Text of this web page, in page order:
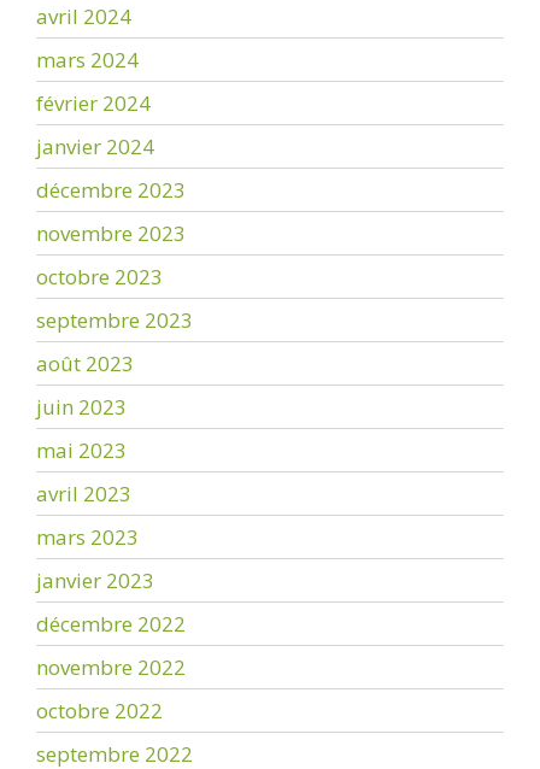
avril 2024
mars 2024
février 2024
janvier 2024
décembre 2023
novembre 2023
octobre 2023
septembre 2023
août 2023
juin 2023
mai 2023
avril 2023
mars 2023
janvier 2023
décembre 2022
novembre 2022
octobre 2022
septembre 2022